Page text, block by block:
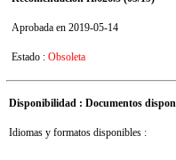
Aprobada en 2019-05-14
Estado : Obsoleta
Disponibilidad : Documentos
Idiomas y formatos disponibles :